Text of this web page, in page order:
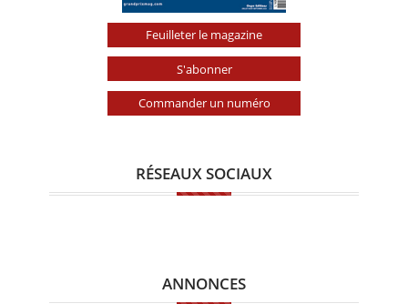
Feuilleter le magazine
S'abonner
Commander un numéro
RÉSEAUX SOCIAUX
ANNONCES